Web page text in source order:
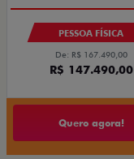
PESSOA FÍSICA
De: R$ 167.490,00
R$ 147.490,00
Quero agora!